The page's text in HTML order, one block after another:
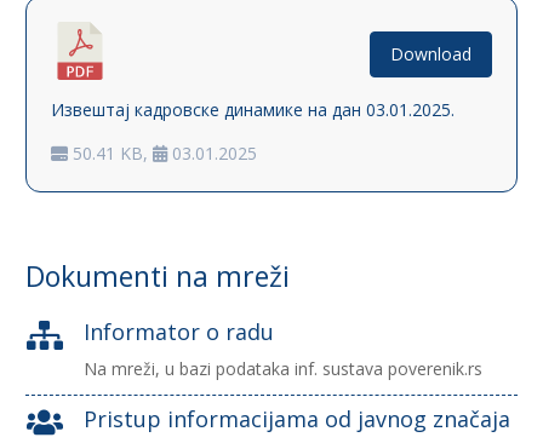
Извештај кадровске динамике на дан 03.01.2025.
50.41 KB,
03.01.2025
Download
Dokumenti na mreži
 Informator o radu
Na mreži, u bazi podataka inf. sustava poverenik.rs
 Pristup informacijama od javnog značaja